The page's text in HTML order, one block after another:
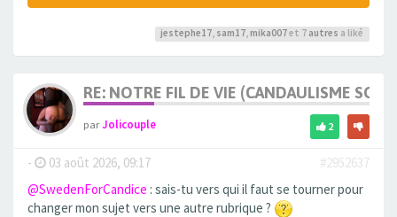
jestephe17, sam17, mika007et 7 autres a liké
RE: NOTRE FIL DE VIE (CANDAULISME
parJolicouple 2
- 03 août 2026, 09:17
#2952637
@SwedenForCandice : sais-tu vers qui il faut se tourner pour
changer mon sujet vers une autre rubrique ?